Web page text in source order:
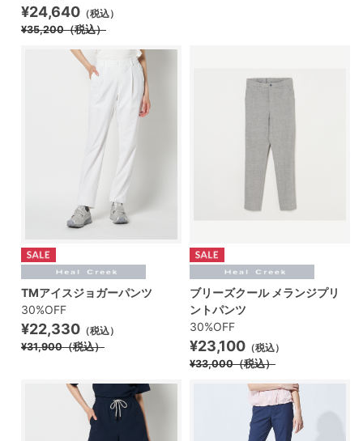
¥24,640 （税込）
¥35,200（税込）
TMアイスジョガーパンツ
30%OFF
¥22,330 （税込）
¥31,900（税込）
ブリーズクール メランジプリ
ントパンツ
30%OFF
¥23,100 （税込）
¥33,000（税込）